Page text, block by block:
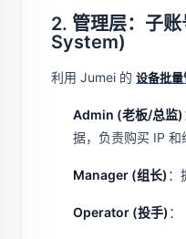
2. 管理层：子
System)
利用 Jumei 的 设备批量
Admin (老板/总监)
据，负责购买 IP 和
Manager (组长) ：
Operator (投手) ：